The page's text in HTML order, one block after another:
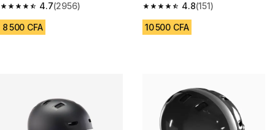
B100 lila 4.7
4.7 out of 5 stars from 2956 reviews
(2956)
8 500 CFA
4.8
4.8 out of 5 stars from 151
(151)
10 500 CFA